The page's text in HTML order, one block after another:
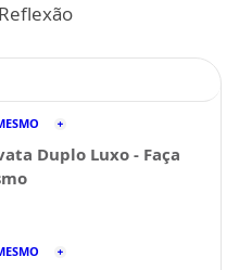
Duplo Luxo - Faça